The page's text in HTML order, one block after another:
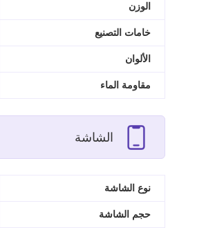
الوزن
خامات التصنيع
الألوان
مقاومة الماء
الشاشة
نوع الشاشة
حجم الشاشة